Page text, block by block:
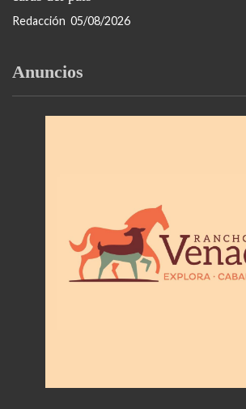
Redacción 05/08/2026
Anuncios